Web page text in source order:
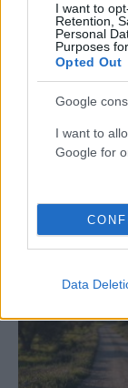
I want to
Retention,
Personal
Purposes
Opted Out
Google
I want to
Google for
Data
ΠΑΣΟΚ: Η
ΑΝΑΡΤΗΘΗΚΕ ΑΠΟ